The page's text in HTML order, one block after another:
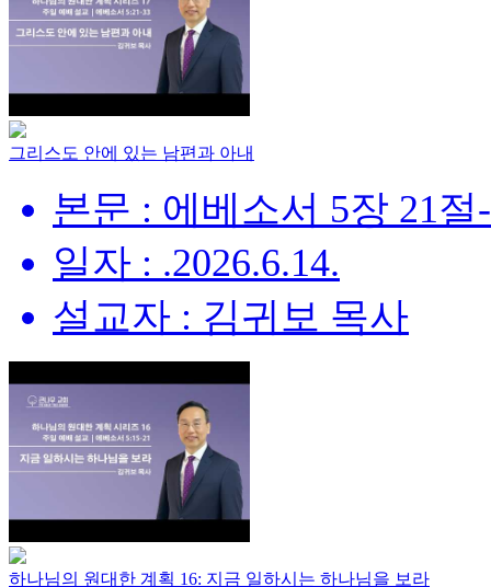
그리스도 안에 있는 남편과 아내
본문 : 에베소서 5장 21절
일자 : .2026.6.14.
설교자 : 김귀보 목사
하나님의 원대한 계획 16: 지금 일하시는 하나님을 보라